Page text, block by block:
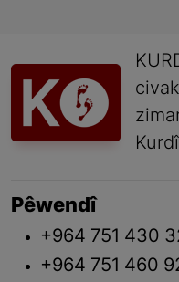
Pêwendî
+964 751 430
+964 751 460